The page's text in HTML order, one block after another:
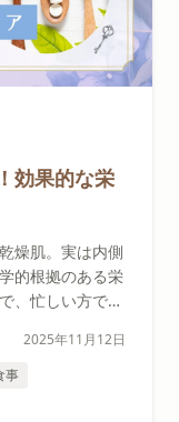
効果的な栄
燥肌。実は内側
的根拠のある栄
、忙しい方でも
2025年11月12日
事